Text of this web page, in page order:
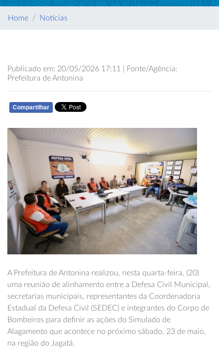
Home Notícias
Publicado em: 20/05/2026 17:11 | Fonte/Agência:
Prefeitura de Antonina
Compartilhar
A Prefeitura de Antonina realizou, nesta quarta-feira, (20)
uma reunião de alinhamento entre a Defesa Civil Municipal,
secretarias municipais, representantes da Coordenadoria
Estadual da Defesa Civil (SEDEC) e integrantes do Corpo de
Bombeiros para definir as ações do Simulado de
Alagamento que acontece no próximo sábado, 23 de maio,
na região do Jagatá.